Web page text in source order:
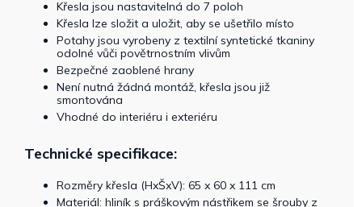
Křesla jsou nastavitelná do 7 poloh
Křesla lze složit a uložit, aby se ušetřilo místo
Potahy jsou vyrobeny z textilní syntetické tkaniny
odolné vůči povětrnostním vlivům
Bezpečné zaoblené hrany
Není nutná žádná montáž, křesla jsou již
smontována
Vhodné do interiéru i exteriéru
Technické specifikace:
Rozměry křesla (HxŠxV): 65 x 60 x 111 cm
Materiál: hliník s práškovým nástřikem se šrouby z